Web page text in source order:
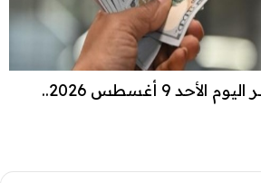
سعر الدولار في مصر اليوم الأحد 9 أغسطس 2026..